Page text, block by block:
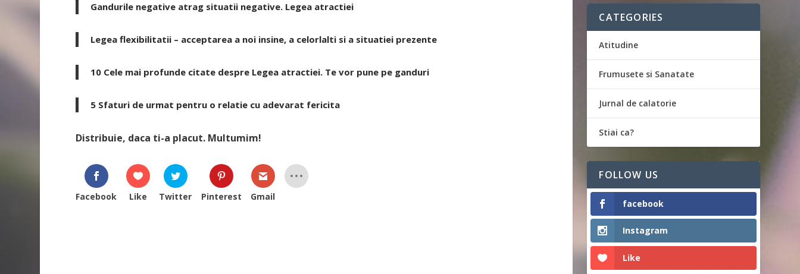
Gandurile negative atrag situatii negative. Legea atractiei
Legea flexibilitatii – acceptarea a noi insine, a celorlalti si a situatiei prezente
10 Cele mai profunde citate despre Legea atractiei. Te vor pune pe ganduri
5 Sfaturi de urmat pentru o relatie cu adevarat fericita
Distribuie, daca ti-a placut. Multumim!
Facebook Like Twitter Pinterest Gmail
CATEGORIES
Atitudine
Frumusete si Sanatate
Jurnal de calatorie
Stiai ca?
FOLLOW US
facebook
Instagram
Like